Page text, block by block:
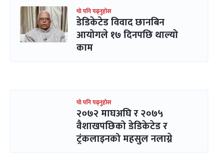
यो पनि पढ्नुहोस
डेडिकेटेड विवाद छानबिन
आयोगले १७ दिनपछि थाल्यो
काम
यो पनि पढ्नुहोस
२०७२ माघअघि र २०७५
वैशाखपछिको डेडिकेटेड र
ट्रंकलाइनको महसुल नलाग्ने